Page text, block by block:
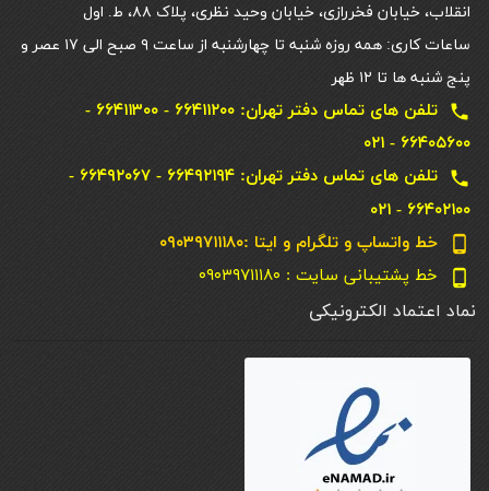
انقلاب، خیابان فخررازی، خیابان وحید نظری، پلاک ۸۸، ط. اول
ساعات کاری: همه روزه شنبه تا چهارشنبه از ساعت ۹ صبح الی ۱۷ عصر و
پنج شنبه ها تا ۱۲ ظهر
local_phone
تلفن های تماس دفتر تهران: ۶۶۴۱۱۲۰۰ - ۶۶۴۱۱۳۰۰ -
۶۶۴۰۵۶۰۰ - ۰۲۱
local_phone
تلفن های تماس دفتر تهران: ۶۶۴۹۲۱۹۴ - ۶۶۴۹۲۰۶۷ -
۶۶۴۰۲۱۰۰ - ۰۲۱
phone_android خط واتساپ و تلگرام و ایتا :۰۹۰۳۹۷۱۱۱۸۰
phone_android خط پشتیبانی سایت : ۰۹۰۳۹۷۱۱۱۸۰
نماد اعتماد الکترونیکی